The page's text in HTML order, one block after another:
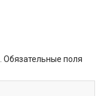
Обязательные поля